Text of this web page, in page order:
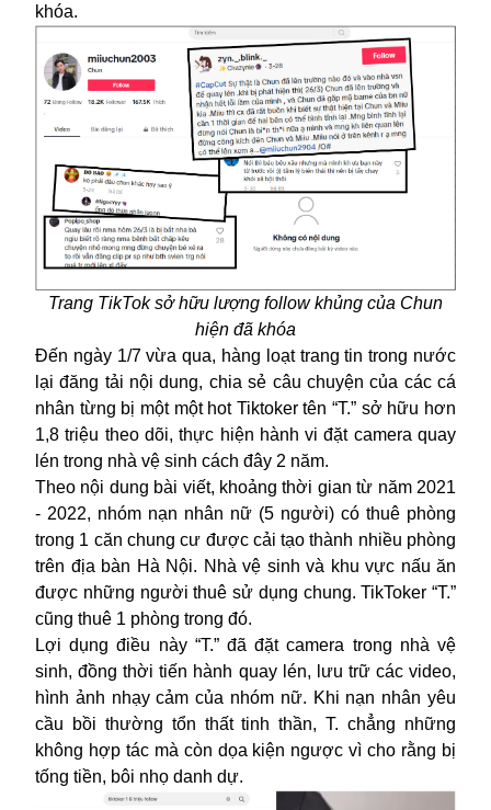
khóa.
Trang TikTok sở hữu lượng follow khủng của Chun
hiện đã khóa
Đến ngày 1/7 vừa qua, hàng loạt trang tin trong nước
lại đăng tải nội dung, chia sẻ câu chuyện của các cá
nhân từng bị một một hot Tiktoker tên “T.” sở hữu hơn
1,8 triệu theo dõi, thực hiện hành vi đặt camera quay
lén trong nhà vệ sinh cách đây 2 năm.
Theo nội dung bài viết, khoảng thời gian từ năm 2021
- 2022, nhóm nạn nhân nữ (5 người) có thuê phòng
trong 1 căn chung cư được cải tạo thành nhiều phòng
trên địa bàn Hà Nội. Nhà vệ sinh và khu vực nấu ăn
được những người thuê sử dụng chung.TikToker “T.”
cũng thuê 1 phòng trong đó.
Lợi dụng điều này “T.” đã đặt camera trong nhà vệ
sinh, đồng thời tiến hành quay lén, lưu trữ các video,
hình ảnh nhạy cảm của nhóm nữ. Khi nạn nhân yêu
cầu bồi thường tổn thất tinh thần, T. chẳng những
không hợp tác mà còn dọa kiện ngược vì cho rằng bị
tống tiền, bôi nhọ danh dự.